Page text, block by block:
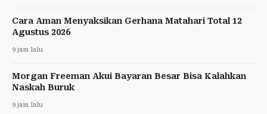
Cara Aman Menyaksikan Gerhana Matahari Total 12
Agustus 2026
9 jam lalu
Morgan Freeman Akui Bayaran Besar Bisa Kalahkan
Naskah Buruk
9 jam lalu